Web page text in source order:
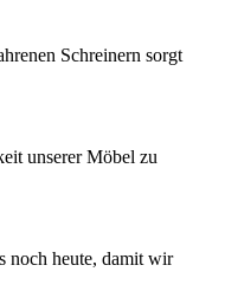
Schreinern sorgt
unserer Möbel zu
noch heute, damit wir